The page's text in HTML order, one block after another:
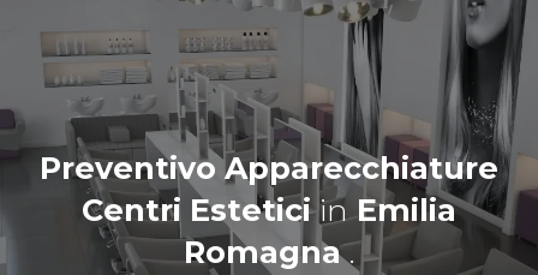
Preventivo Apparecchiature
Centri EsteticiinEmilia
Romagna.